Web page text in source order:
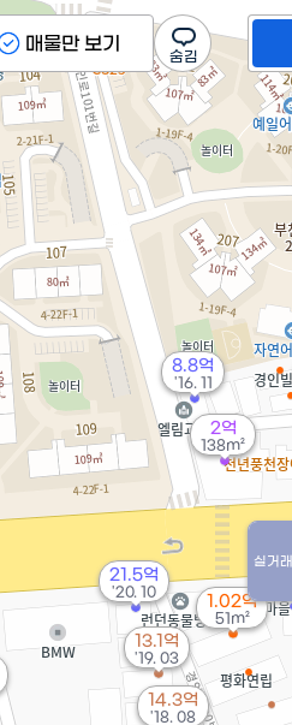
1.02억
51m²
21.5억
'20. 10
2억
138m²
13.1억
'19. 03
14.3억
'18. 08
8.8억
'16. 11
실거래
매물만 보기